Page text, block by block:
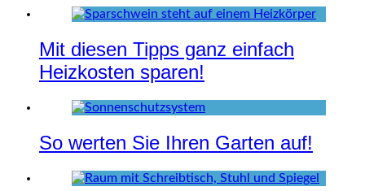
Mit diesen Tipps ganz einfach
Heizkosten sparen!
So werten Sie Ihren Garten auf!